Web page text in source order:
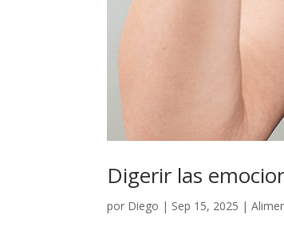
Digerir las
por Diego | Sep 15, 2025 |